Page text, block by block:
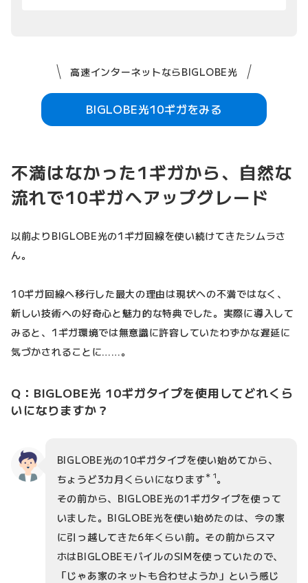
高速インターネットならBIGLOBE光
BIGLOBE光10ギガをみる
不満はなかった1ギガから、自然な
流れで10ギガへアップグレード
以前よりBIGLOBE光の1ギガ回線を使い続けてきたシムラさ
ん。
10ギガ回線へ移行した最大の理由は現状への不満ではなく、
新しい技術への好奇心と魅力的な特典でした。実際に導入して
みると、1ギガ環境では無意識に許容していたわずかな遅延に
気づかされることに……。
Q：BIGLOBE光 10ギガタイプを使用してどれくら
いになりますか？
BIGLOBE光の10ギガタイプを使い始めてから、
ちょうど3カ月くらいになります ＊1。
その前から、BIGLOBE光の1ギガタイプを使って
いました。BIGLOBE光を使い始めたのは、今の家
に引っ越してきた6年くらい前。その前からスマ
ホはBIGLOBEモバイルのSIMを使っていたので、
「じゃあ家のネットも合わせようか」という感じ